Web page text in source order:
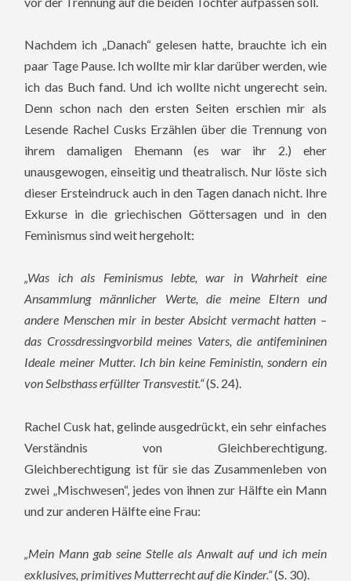
Nachdem ich „Danach“ gelesen hatte, brauchte ich ein
paar Tage Pause. Ich wollte mir klar darüber werden, wie
ich das Buch fand. Und ich wollte nicht ungerecht sein.
Denn schon nach den ersten Seiten erschien mir als
Lesende Rachel Cusks Erzählen über die Trennung von
ihrem damaligen Ehemann (es war ihr 2.) eher
unausgewogen, einseitig und theatralisch. Nur löste sich
dieser Ersteindruck auch in den Tagen danach nicht. Ihre
Exkurse in die griechischen Göttersagen und in den
Feminismus sind weit hergeholt:
„Was ich als Feminismus lebte, war in Wahrheit eine
Ansammlung männlicher Werte, die meine Eltern und
andere Menschen mir in bester Absicht vermacht hatten –
das Crossdressingvorbild meines Vaters, die antifemininen
Ideale meiner Mutter. Ich bin keine Feministin, sondern ein
von Selbsthass erfüllter Transvestit.“(S. 24).
Rachel Cusk hat, gelinde ausgedrückt, ein sehr einfaches
Verständnis von Gleichberechtigung.
Gleichberechtigung ist für sie das Zusammenleben von
zwei „Mischwesen“, jedes von ihnen zur Hälfte ein Mann
und zur anderen Hälfte eine Frau:
„Mein Mann gab seine Stelle als Anwalt auf und ich mein
exklusives, primitives Mutterrecht auf die Kinder.“(S. 30).